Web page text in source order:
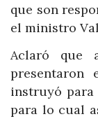
que son
el ministro
Aclaró que
presentaron
instruyó para
para lo cual